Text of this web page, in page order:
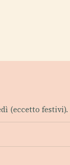
(eccetto festivi).